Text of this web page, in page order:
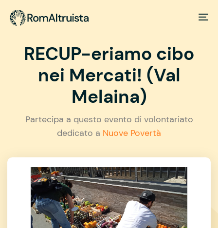
RECUP-eriamo cibo
nei Mercati! (Val
Melaina)
Partecipa a questo evento di volontariato
dedicato a Nuove Povertà